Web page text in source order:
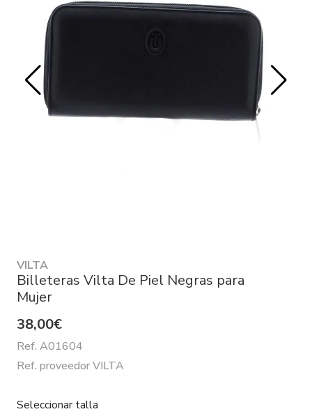
VILTA
Billeteras Vilta De Piel Negras para
Mujer
38,00€
Ref. A01604
Ref. proveedor VILTA
Seleccionar talla